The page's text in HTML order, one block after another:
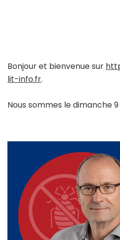
Bonjour et bienvenue sur
lit-info.fr.
Nous sommes le dimanche 9